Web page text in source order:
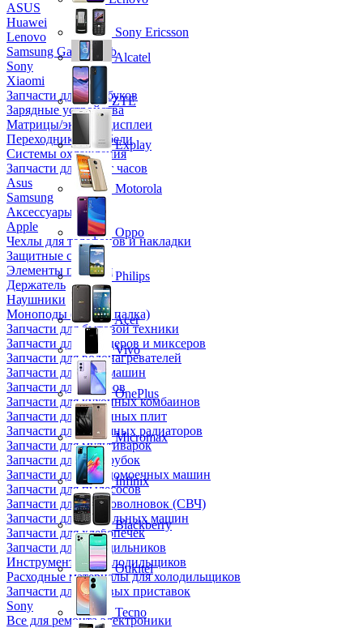
ASUS
Huawei
Lenovo
Samsung Galaxy Tab
Sony
Xiaomi
Запчасти для ноутбуков
Зарядные устройства
Матрицы/экраны/дисплеи
Переходники и кабели
Системы охлаждения
Запчасти для смарт часов
Asus
Samsung
Аксессуары
Apple
Чехлы для телефонов и накладки
Защитные стекла
Элементы питания
Держатель
Наушники
Моноподы (Селфи палка)
Запчасти для бытовой техники
Запчасти для блендеров и миксеров
Запчасти для водонагревателей
Запчасти для кофемашин
Запчасти для кулеров
Запчасти для кухонных комбаинов
Запчасти для кухонных плит
Запчасти для масляных радиаторов
Запчасти для мультиварок
Запчасти для мясорубок
Запчасти для посудомоечных машин
Запчасти для пылесосов
Запчасти для микроволновок (СВЧ)
Запчасти для стиральных машин
Запчасти для хлебопечек
Запчасти для холодильников
Инструмент для холодильщиков
Расходные материалы для холодильщиков
Запчасти для игровых приставок
Sony
Все для ремонта электроники
Sony Ericsson
Alcatel
ZTE
Explay
Motorola
Oppo
Philips
Acer
Vivo
OnePlus
Micromax
Infinix
Blackberry
Oukitel
Tecno